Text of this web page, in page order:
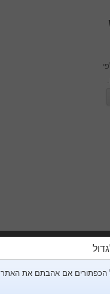
הכפתורים אם אהבתם את האתר